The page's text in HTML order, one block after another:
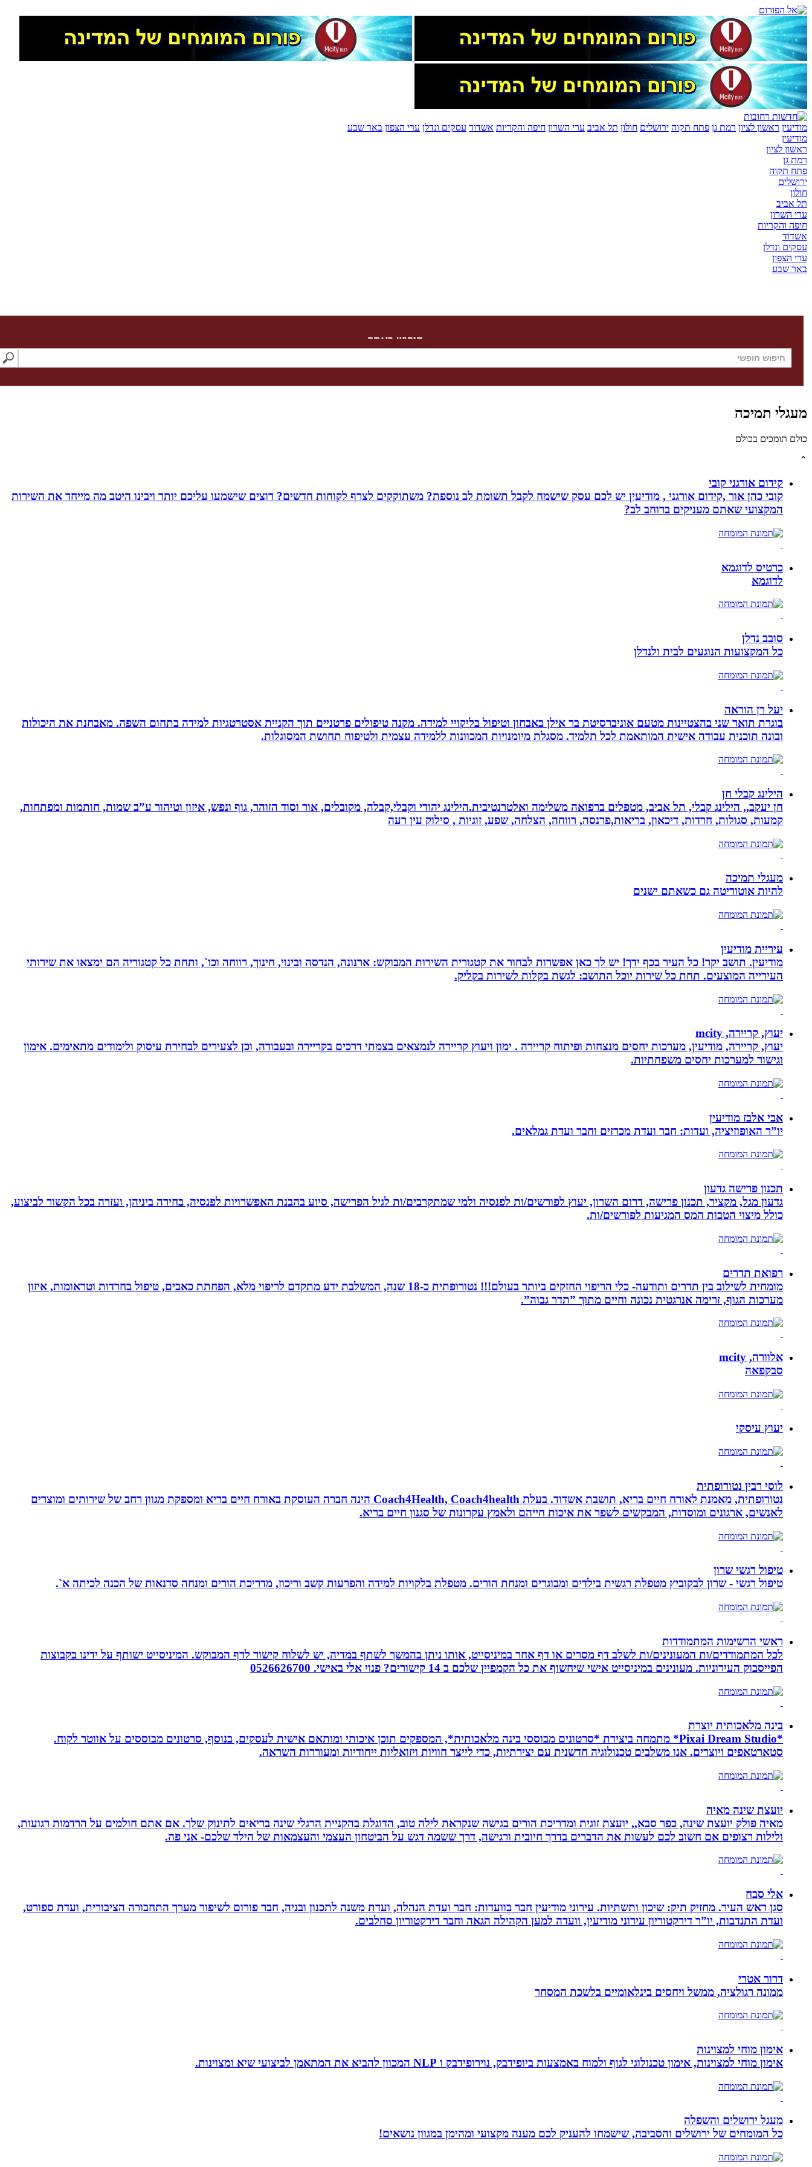
מודיעין ראשון לציון רמת גן פתח תקוה ירושלים חולון תל אביב ערי השרון חיפה והקריות אשדוד עסקים ונדלן ערי הצפון באר שבע
מודיעין
ראשון לציון
רמת גן
פתח תקוה
ירושלים
חולון
תל אביב
ערי השרון
חיפה והקריות
אשדוד
עסקים ונדלן
ערי הצפון
באר שבע
חיפוש באתר
מעגלי תמיכה
כולם תומכים בכולם
⌃
קידום אורגני קובי
קובי כהן אור ,קידום אורגני , מודיעין יש לכם עסק שישמח לקבל תשומת לב נוספת? משתוקקים לצרף לקוחות חדשים? רוצים שישמעו עליכם יותר ויבינו היטב מה מייחד את השירות
המקצועי שאתם מעניקים ברוחב לב?
כרטיס לדוגמא
לדוגמא
סובב נדלן
כל המקצועות הנוגעים לבית ולנדלן
יעל רן הוראה
בוגרת תואר שני בהצטיינות מטעם אוניברסיטת בר אילן באבחון וטיפול בליקויי למידה. מקנה טיפולים פרטניים תוך הקניית אסטרטגיות למידה בתחום השפה. מאבחנת את היכולות
ובונה תוכנית עבודה אישית המותאמת לכל תלמיד. מסגלת מיומנויות המכוונות ללמידה עצמית ולטיפוח תחושת המסוגלות.
הילינג קבלי חן
חן יעקב,, הילינג קבלי, תל אביב, מטפלים ברפואה משלימה ואלטרנטיבית.הילינג יהודי וקבלי,קבלה, מקובלים, אור וסוד הזוהר, גוף ונפש, איזון וטיהור ע”ב שמות, חותמות ומפתחות,
קמעות, סגולות, חרדות, דיכאון, בריאות,פרנסה, רווחה, הצלחה, שפע, זוגיות , סילוק עין רעה
מעגלי תמיכה
להיות אוטוריטה גם כשאתם ישנים
עיריית מודיעין
מודיעין. תושב יקר! כל העיר בכף ידך! יש לך כאן אפשרות לבחור את קטגורית השירות המבוקש: ארנונה, הנדסה ובינוי, חינוך, רווחה וכו`, ותחת כל קטגוריה הם ימצאו את שירותי
העירייה המוצעים. תחת כל שירות יוכל התושב: לגשת בקלות לשירות בקליק.
יעוץ, קריירה, mcity
יעוץ, קריירה, מודיעין, מערכות יחסים מנצחות ופיתוח קריירה . ימון ויעוץ קריירה לנמצאים בצמתי דרכים בקריירה ובעבודה, וכן לצעירים לבחירת עיסוק ולימודים מתאימים. אימון
וגישור למערכות יחסים משפחתיות.
אבי אלבז מודיעין
יו”ר האופוזיציה, ועדות: חבר ועדת מכרזים וחבר ועדת גמלאים.
תכנון פרישה גדעון
גדעון מגל, מקציר, תכנון פרישה, דרום השרון, יעוץ לפורשים/ות לפנסיה ולמי שמתקרבים/ות לגיל הפרישה, סיוע בהבנת האפשרויות לפנסיה, בחירה ביניהן, ועזרה בכל הקשור לביצוע,
כולל מיצוי הטבות המס המגיעות לפורשים/ות.
רפואת תדרים
מומחית לשילוב בין תדרים ותודעה- כלי הריפוי החזקים ביותר בעולם!!! נטורופתית כ-18 שנה, המשלבת ידע מתקדם לריפוי מלא, הפחתת כאבים, טיפול בחרדות וטראומות, איזון
מערכות הגוף, זרימה אנרגטית נכונה וחיים מתוך ”תדר גבוה”.
אלוורה, mcity
סבקפאה
יעוץ עיסקי
לוסי רבין נטורופתית
נטורופתית, מאמנת לאורח חיים בריא, תושבת אשדוד. בעלת Coach4Health, Coach4health הינה חברה העוסקת באורח חיים בריא ומספקת מגוון רחב של שירותים ומוצרים
לאנשים, ארגונים ומוסדות, המבקשים לשפר את איכות חייהם ולאמץ עקרונות של סגנון חיים בריא.
טיפול רגשי שרון
טיפול רגשי - שרון לבקוביץ מטפלת רגשית בילדים ומבוגרים ומנחת הורים. מטפלת בלקויות למידה והפרעות קשב וריכוז, מדריכת הורים ומנחה סדנאות של הכנה לכיתה א`.
ראשי הרשימות המתמודדות
לכל המתמודדים/ות המעונינים/ות לשלב דף מסרים או דף אחר במיניסייט, אותו ניתן בהמשך לשתף במדיה, יש לשלוח קישור לדף המבוקש. המיניסייט ישותף על ידינו בקבוצות
הפייסבוק העירוניות. מעונינים במיניסייט אישי שיחשוף את כל הקמפיין שלכם ב 14 קישורים? פנוי אלי באישי. 0526626700
בינה מלאכותית יוצרת
*Pixai Dream Studio* מתמחה ביצירת *סרטונים מבוססי בינה מלאכותית*, המספקים תוכן איכותי ומותאם אישית לעסקים, בנוסף, סרטונים מבוססים על אווטר לקוח.
סטארטאפים ויוצרים. אנו משלבים טכנולוגיה חדשנית עם יצירתיות, כדי לייצר חוויות ויזואליות ייחודיות ומעוררות השראה.
יועצת שינה מאיה
מאיה פולק יועצת שינה, כפר סבא,, יועצת זוגית ומדריכת הורים בגישה שנקראת לילה טוב, הדוגלת בהקניית הרגלי שינה בריאים לתינוק שלך. אם אתם חולמים על הרדמות רגועות,
ולילות רצופים אם חשוב לכם לעשות את הדברים בדרך חיובית ורגישה, דרך ששמה דגש על הביטחון העצמי והעצמאות של הילד שלכם- אני פה.
אלי סבח
סגן ראש העיר. מחזיק תיק: שיכון ותשתיות. עירוני מודיעין חבר בוועדות: חבר ועדת הנהלה, ועדת משנה לתכנון ובניה, חבר פורום לשיפור מערך התחבורה הציבורית, ועדת ספורט,
ועדת התנדבות, יו”ר דירקטוריון עירוני מודיעין, וועדה למען הקהילה הגאה וחבר דירקטוריון סחלבים.
דרור אטרי
ממונה רגולציה, ממשל ויחסים בינלאומיים בלשכת המסחר
אימון מוחי למצוינות
אימון מוחי למצוינות, אימון טכנולוגי לגוף ולמוח באמצעות ביופידבק, נוירופידבק ו NLP המכוון להביא את המתאמן לביצועי שיא ומצוינות.
מעגל ירושלים והשפלה
כל המומחים של ירושלים והסביבה, שישמחו להעניק לכם מענה מקצועי ומהימן במגוון נושאים!